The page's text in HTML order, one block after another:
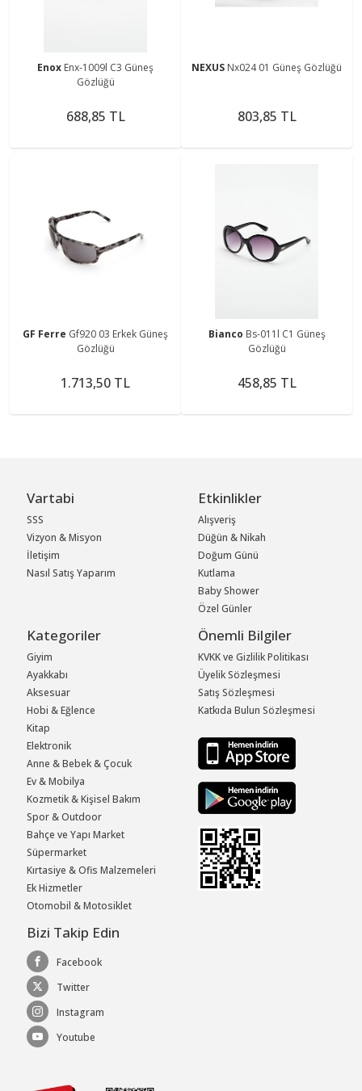
Enox Enx-1009l C3 Güneş
Gözlüğü
688,85 TL
NEXUS Nx024 01 Güneş Gözlüğü
803,85 TL
GF Ferre Gf920 03 Erkek Güneş
Gözlüğü
1.713,50 TL
Bianco Bs-011l C1 Güneş
Gözlüğü
458,85 TL
Vartabi
SSS
Vizyon & Misyon
İletişim
Nasıl Satış Yaparım
Etkinlikler
Alışveriş
Düğün & Nikah
Doğum Günü
Kutlama
Baby Shower
Özel Günler
Kategoriler
Giyim
Ayakkabı
Aksesuar
Hobi & Eğlence
Kitap
Elektronik
Anne & Bebek & Çocuk
Ev & Mobilya
Kozmetik & Kişisel Bakım
Spor & Outdoor
Bahçe ve Yapı Market
Süpermarket
Kırtasiye & Ofis Malzemeleri
Ek Hizmetler
Otomobil & Motosiklet
Önemli Bilgiler
KVKK ve Gizlilik Politikası
Üyelik Sözleşmesi
Satış Sözleşmesi
Katkıda Bulun Sözleşmesi
Bizi Takip Edin
Facebook
Twitter
Instagram
Youtube